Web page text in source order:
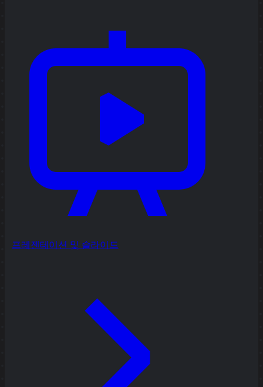
프레젠테이션 및 슬라이드